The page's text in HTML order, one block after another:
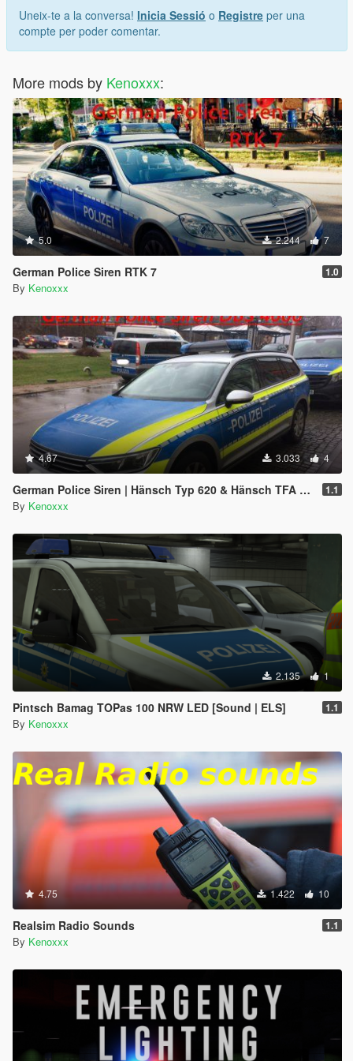
Uneix-te a la conversa! Inicia Sessió o Registre per una
compte per poder comentar.
More mods by Kenoxxx:
5.0 2.244 7
German Police Siren RTK 7 1.0
By Kenoxxx
4.67 3.033 4
German Police Siren | Hänsch Typ 620 & Hänsch TFA 624 1.1
By Kenoxxx
2.135 1
Pintsch Bamag TOPas 100 NRW LED [Sound | ELS] 1.1
By Kenoxxx
4.75 1.422 10
Realsim Radio Sounds 1.1
By Kenoxxx